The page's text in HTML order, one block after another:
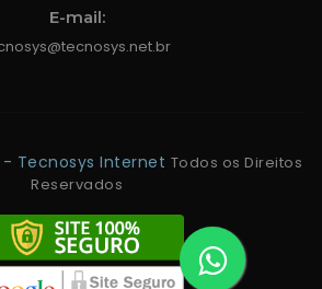
E-mail:
- Tecnosys Internet Todos os Direitos
Reservados